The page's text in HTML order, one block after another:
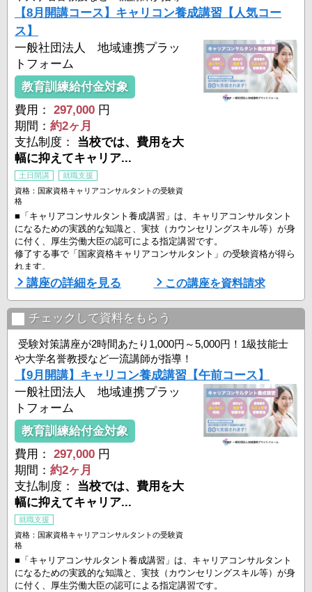
＜キャリアコンサルタントの活躍場所一例＞
・企業・組織内の人 ...
【8月開講コース】キャリコン養成講習【人気コー
ス】
一般社団法人 地域連携プラッ
トフォーム
教育訓練給付金対象
費用：
297,000 円
期間： 約2ヶ月
支払制度： 当校では、費用を大
幅に抑えてキャリア...
土日開講
就職支援
資格：国家資格キャリアコンサルタントの受験資
格
■「キャリアコンサルタント養成講習」は、キャリアコンサルタント
になるための実践的な知識と、実技（カウンセリングスキル等）が身
に付く、厚生労働大臣の認可による指定講習です。
修了する事で「国家資格キャリアコンサルタント」の受験資格が得ら
れます。
■ こんな方におすすめ！
－人の役に立つ仕事がしたい
－傾聴力・質問力・コミュニケーション力を高めたい
－一生ものの専門性を身につけたい
－国家資格でキャリアアップや独立を目指したい
＜キャリアコンサルタントの活躍場所一例＞
・企業・組織内の人 ...
講座の詳細を見る この講座を資料請求
チェックして資料をもらう
受験対策講座が2時間あたり1,000円～5,000円！1級技能士
や大学名誉教授など一流講師が指導！
【9月開講】キャリコン養成講習【午前コース】
一般社団法人 地域連携プラッ
トフォーム
教育訓練給付金対象
費用：
297,000 円
期間： 約2ヶ月
支払制度： 当校では、費用を大
幅に抑えてキャリア...
就職支援
資格：国家資格キャリアコンサルタントの受験資
格
■「キャリアコンサルタント養成講習」は、キャリアコンサルタント
になるための実践的な知識と、実技（カウンセリングスキル等）が身
に付く、厚生労働大臣の認可による指定講習です。